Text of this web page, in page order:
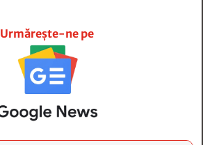
Urmărește-ne pe